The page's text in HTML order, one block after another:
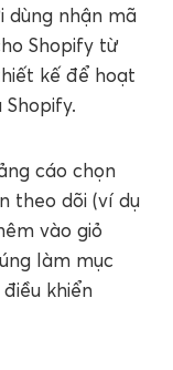
dùng nhận mã
Shopify từ
kế để hoạt
cáo chọn
theo dõi (ví dụ
vào giỏ
làm mục
khiển